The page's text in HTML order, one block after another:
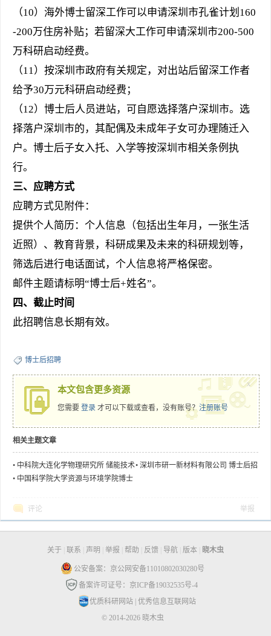
（10）海外博士留深工作可以申请深圳市孔雀计划 160
-200万住房补贴；若留深大工作可申请深圳市200-500
万科研启动经费。
（11）按深圳市政府有关规定，对出站后留深工作者
给予30万元科研启动经费；
（12）博士后人员进站，可自愿选择落户深圳市。选
择落户深圳市的，其配偶及未成年子女可办理随迁入
户。博士后子女入托、入学等按深圳市相关条例执
行。
三、应聘方式
应聘方式见附件：
提供个人简历：个人信息（包括出生年月 ，一张生活
近照）、教育背景，科研成果及未来的科研规划等，
筛选后进行电话面试， 个人信息将严格保密。
邮件主题请标明“博士后+姓名”。
四、截止时间
此招聘信息长期有效。
博士后招聘
本文包含更多资源
您需要 登录 才可以下载或查看，没有账号？ 注册账号
x
相关主题文章
• 中科院大连化学物理研究所 储能技术
研究部 科研人员/博士后 招聘启事
• 深圳市研一新材料有限公司 博士后招
• 中国科学院大学资源与环境学院博士
评论 举报
关于 联系 声明 举报 帮助 反馈 导航 版本 晓木虫
公安备案：京公网安备11010802030280号
备案许可证号：京ICP备19032535号-4
优质科研网站| 优秀信息互联网站
© 2014-2026 晓木虫